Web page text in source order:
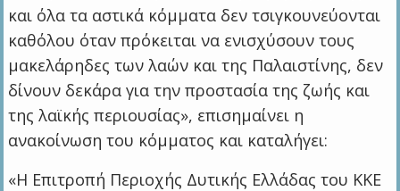
και όλα τα αστικά κόμματα δεν τσιγκουνεύονται
καθόλου όταν πρόκειται να ενισχύσουν τους
μακελάρηδες των λαών και της Παλαιστίνης, δεν
δίνουν δεκάρα για την προστασία της ζωής και
της λαϊκής περιουσίας», επισημαίνει η
ανακοίνωση του κόμματος και καταλήγει:
«Η Επιτροπή Περιοχής Δυτικής Ελλάδας του ΚΚΕ